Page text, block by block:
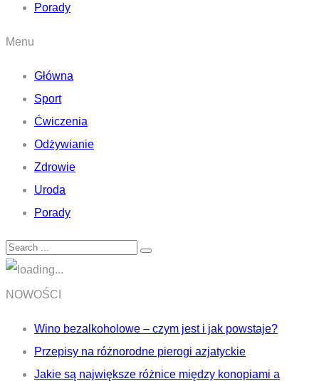
Porady
Menu
Główna
Sport
Ćwiczenia
Odżywianie
Zdrowie
Uroda
Porady
NOWOŚCI
Wino bezalkoholowe – czym jest i jak powstaje?
Przepisy na różnorodne pierogi azjatyckie
Jakie są największe różnice między konopiami a